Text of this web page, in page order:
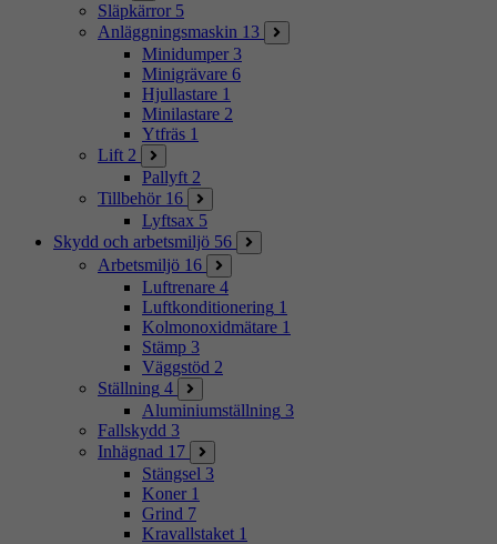
Släpkärror 5
Anläggningsmaskin 13
Minidumper 3
Minigrävare 6
Hjullastare 1
Minilastare 2
Ytfräs 1
Lift 2
Pallyft 2
Tillbehör 16
Lyftsax 5
Skydd och arbetsmiljö 56
Arbetsmiljö 16
Luftrenare 4
Luftkonditionering 1
Kolmonoxidmätare 1
Stämp 3
Väggstöd 2
Ställning 4
Aluminiumställning 3
Fallskydd 3
Inhägnad 17
Stängsel 3
Koner 1
Grind 7
Kravallstaket 1